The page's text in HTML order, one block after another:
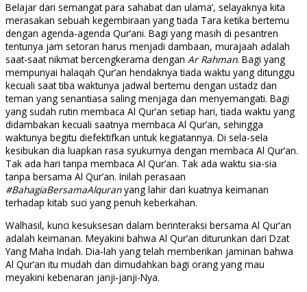
Belajar dari semangat para sahabat dan ulama’, selayaknya kita
merasakan sebuah kegembiraan yang tiada Tara ketika bertemu
dengan agenda-agenda Qur’ani. Bagi yang masih di pesantren
tentunya jam setoran harus menjadi dambaan, murajaah adalah
saat-saat nikmat bercengkerama dengan Ar Rahman. Bagi yang
mempunyai halaqah Qur’an hendaknya tiada waktu yang ditunggu
kecuali saat tiba waktunya jadwal bertemu dengan ustadz dan
teman yang senantiasa saling menjaga dan menyemangati. Bagi
yang sudah rutin membaca Al Qur’an setiap hari, tiada waktu yang
didambakan kecuali saatnya membaca Al Qur’an, sehingga
waktunya begitu diefektifkan untuk kegiatannya. Di sela-sela
kesibukan dia luapkan rasa syukurnya dengan membaca Al Qur’an.
Tak ada hari tanpa membaca Al Qur’an. Tak ada waktu sia-sia
tanpa bersama Al Qur’an. Inilah perasaan
#BahagiaBersamaAlquranyang lahir dari kuatnya keimanan
terhadap kitab suci yang penuh keberkahan.
Walhasil, kunci kesuksesan dalam berinteraksi bersama Al Qur’an
adalah keimanan. Meyakini bahwa Al Qur’an diturunkan dari Dzat
Yang Maha Indah. Dia-lah yang telah memberikan jaminan bahwa
Al Qur’an itu mudah dan dimudahkan bagi orang yang mau
meyakini kebenaran janji-janji-Nya.